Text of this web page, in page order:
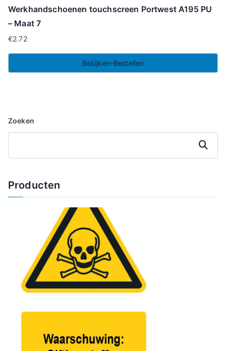
Werkhandschoenen touchscreen Portwest A195 PU
– Maat 7
€2.72
Bekijken-Bestellen
Zoeken
Zoeken
Producten